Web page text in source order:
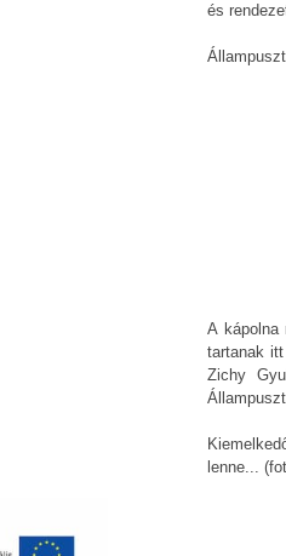
és
A kápolna
tartanak
Zichy
lenne...